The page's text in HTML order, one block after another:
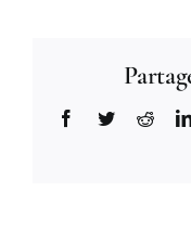
Facebook
Twitter